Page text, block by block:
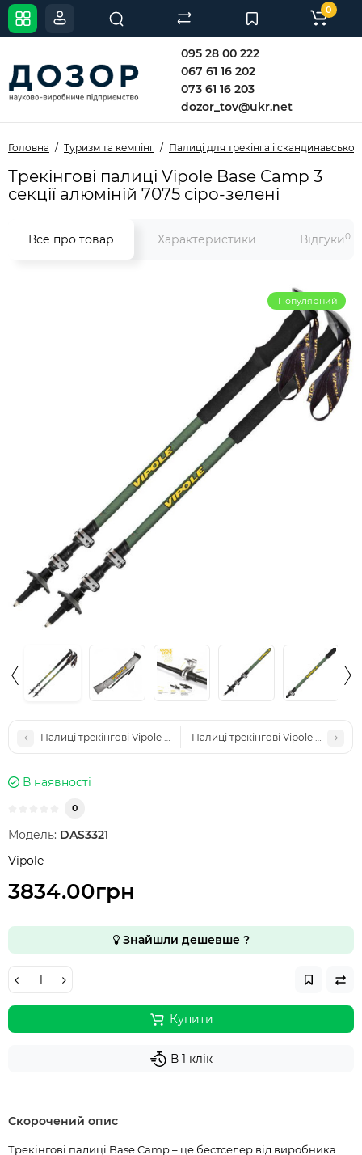
095 28 00 222
067 61 16 202
073 61 16 203
dozor_tov@ukr.net
0
Головна Туризм та кемпінг Палиці для трекінга і
Трекінгові палиці Vipole Base Camp 3
секції алюміній 7075 сіро-зелені
Все про товар Характеристики Відгуки0
Популярний
Палиці трекінгові Vipole Base Camp Cork DLX (S25 06)
Палиці трекінгові Vipole Base
В наявності
0
Модель: DAS3321
Vipole
3834.00грн
Знайшли дешевше ?
Купити
В 1 клік
Скорочений опис
Трекінгові палиці Base Camp – це бестселер від виробника